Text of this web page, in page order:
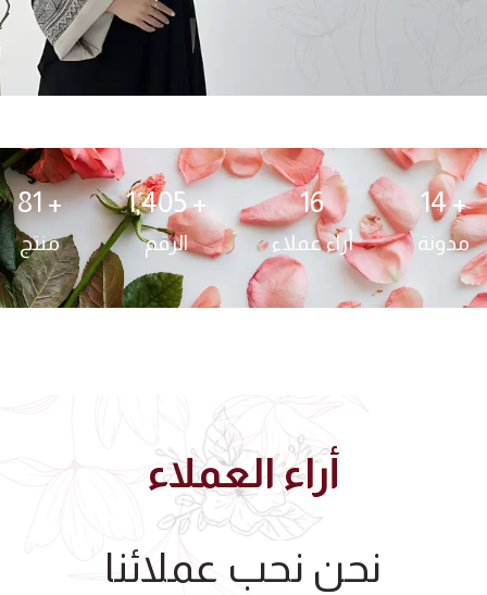
مدونة
+
14
أراء عملاء
16
الرقم
+
1,405
منتج
+
81
أراء العملاء
نحن نحب عملائنا